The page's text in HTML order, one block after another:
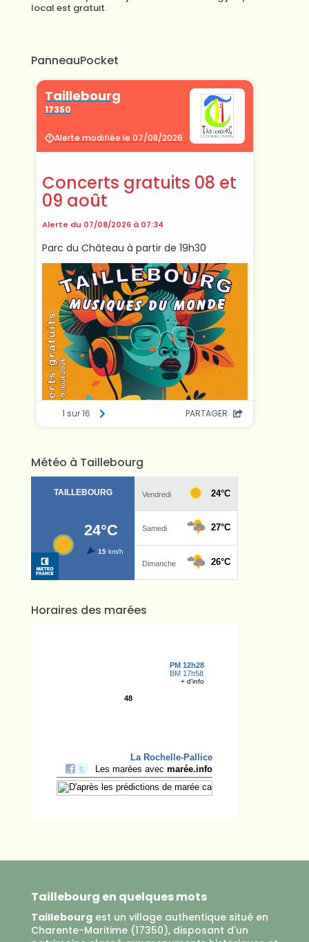
local est gratuit.
PanneauPocket
Météo à Taillebourg
Horaires des marées
Taillebourg en quelques mots
Taillebourgest un village authentique situé en
Charente-Maritime (17350), disposant d'un